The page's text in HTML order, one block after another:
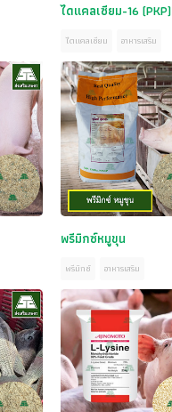
ไดแคลเซียม-16 (PKP)
ไดแคลเซียม อาหารเสริม
พรีมิกซ์หมูขุน
พรีมิกซ์ อาหารเสริม